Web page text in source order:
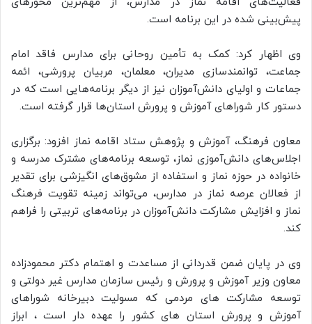
پیش‌بینی شده در این برنامه است.
وی اظهار کرد: کمک به تأمین روحانی برای مدارس فاقد امام
جماعت، توانمندسازی مدیران، معلمان، مربیان پرورشی، ائمه
جماعات و اولیای دانش‌آموزان نیز از دیگر برنامه‌هایی است که در
دستور کار شوراهای آموزش و پرورش استان‌ها قرار گرفته است.
معاون فرهنگ، آموزش و پژوهش ستاد اقامه نماز افزود: برگزاری
اجلاس‌های دانش‌آموزی نماز، توسعه برنامه‌های مشترک مدرسه و
خانواده در حوزه نماز و استفاده از مشوق‌های انگیزشی برای تقدیر
از فعالان عرصه نماز در مدارس، می‌تواند زمینه تقویت فرهنگ
نماز و افزایش مشارکت دانش‌آموزان در برنامه‌های تربیتی را فراهم
کند.
وی در پایان ضمن قدردانی از مساعدت و اهتمام دکتر محمودزاده
معاون وزیر آموزش و پرورش و رئیس سازمان مدارس غیر دولتی و
توسعه مشارکت های مردمی که مسولیت دبیرخانه شوراهای
آموزش و پرورش استان های کشور را عهده دار است ، ابراز